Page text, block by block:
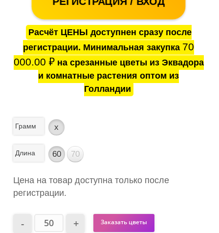
Расчёт ЦЕНЫ доступнен сразу после
регистрации. Минимальная закупка 70
000.00 ₽на срезанные цветы из Эквадора
и комнатные растения оптом из
Голландии
Грамм x
Длина 60 70
Цена на товар доступна только после
регистрации.
Заказать цветы